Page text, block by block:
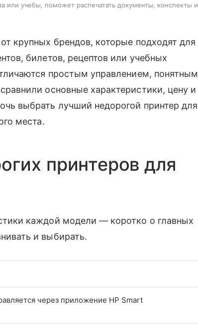
учебы, поможет распечатать документы, конспекты и
крупных брендов, которые подходят для
билетов, рецептов или учебных
простым управлением, понятным
основные характеристики, цену и
выбрать лучший недорогой принтер для
места.
принтеров для
каждой модели — коротко о главных
и выбирать.
через приложение HP Smart